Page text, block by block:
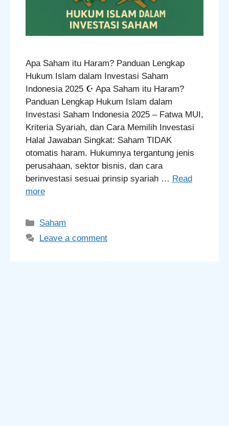
Apa Saham itu Haram? Panduan Lengkap
Hukum Islam dalam Investasi Saham
Indonesia 2025 ☪️ Apa Saham itu Haram?
Panduan Lengkap Hukum Islam dalam
Investasi Saham Indonesia 2025 – Fatwa MUI,
Kriteria Syariah, dan Cara Memilih Investasi
Halal Jawaban Singkat: Saham TIDAK
otomatis haram. Hukumnya tergantung jenis
perusahaan, sektor bisnis, dan cara
berinvestasi sesuai prinsip syariah … Read
more
Categories
Saham
Leave a comment